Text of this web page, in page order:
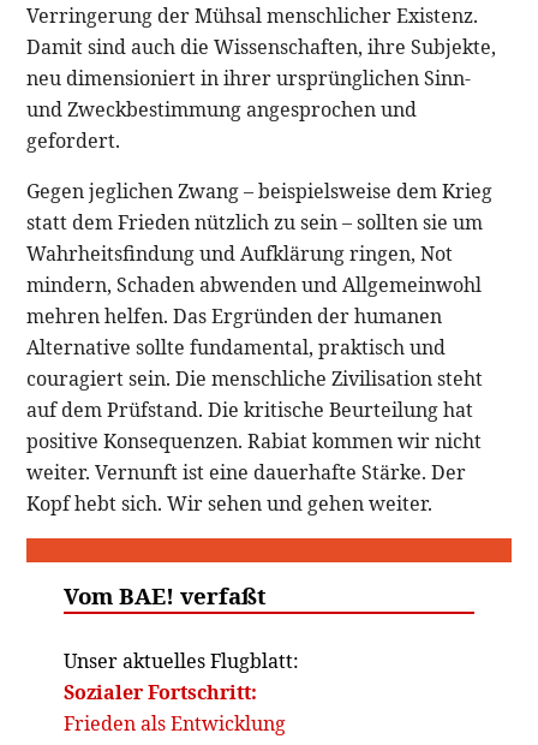
Verringerung der Mühsal menschlicher Existenz.
Damit sind auch die Wissenschaften, ihre Subjekte,
neu dimensioniert in ihrer ursprünglichen Sinn-
und Zweckbestimmung angesprochen und
gefordert.
Gegen jeglichen Zwang – beispielsweise dem Krieg
statt dem Frieden nützlich zu sein – sollten sie um
Wahrheitsfindung und Aufklärung ringen, Not
mindern, Schaden abwenden und Allgemeinwohl
mehren helfen. Das Ergründen der humanen
Alternative sollte fundamental, praktisch und
couragiert sein. Die menschliche Zivilisation steht
auf dem Prüfstand. Die kritische Beurteilung hat
positive Konsequenzen. Rabiat kommen wir nicht
weiter. Vernunft ist eine dauerhafte Stärke. Der
Kopf hebt sich. Wir sehen und gehen weiter.
Vom BAE! verfaßt
Unser aktuelles Flugblatt:
Sozialer Fortschritt:
Frieden als Entwicklung